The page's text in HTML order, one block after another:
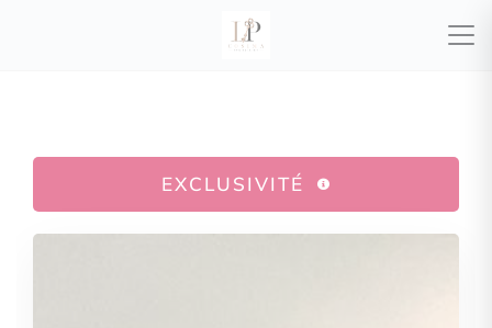
EXCLUSIVITÉ